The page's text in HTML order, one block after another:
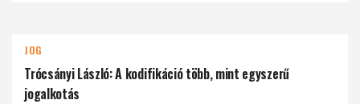
JOG
Trócsányi László: A kodifikáció több, mint egyszerű
jogalkotás